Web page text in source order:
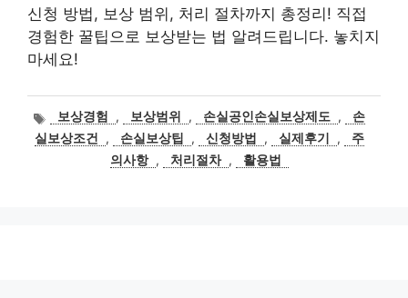
신청 방법, 보상 범위, 처리 절차까지 총정리! 직접
경험한 꿀팁으로 보상받는 법 알려드립니다. 놓치지
마세요!
태
그
보상경험 , 보상범위 , 손실공인손실보상제도 ,
손
실보상조건
, 손실보상팁 , 신청방법 , 실제후기 ,
주
의사항 , 처리절차 , 활용법